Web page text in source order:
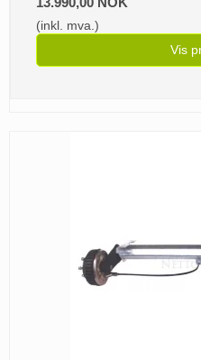
(inkl. mva.)
Vis